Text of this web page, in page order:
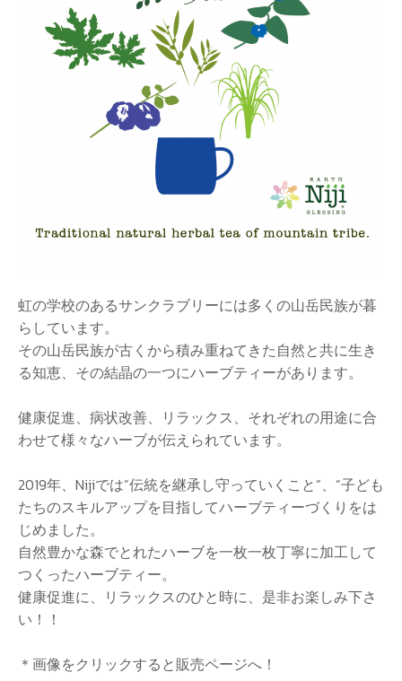
虹の学校のあるサンクラブリーには多くの山岳民族が暮
らしています。
その山岳民族が古くから積み重ねてきた自然と共に生き
る知恵、その結晶の一つにハーブティーがあります。
健康促進、病状改善、リラックス、それぞれの用途に合
わせて様々なハーブが伝えられています。
2019年、Nijiでは”伝統を継承し守っていくこと”、”子ども
たちのスキルアップを目指してハーブティーづくりをは
じめました。
自然豊かな森でとれたハーブを一枚一枚丁寧に加工して
つくったハーブティー。
健康促進に、リラックスのひと時に、是非お楽しみ下さ
い！！
＊画像をクリックすると販売ページへ！